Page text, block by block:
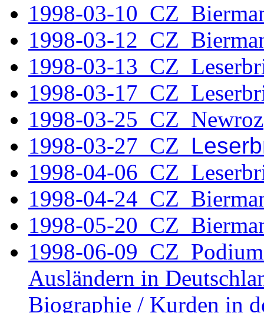
1998-03-
1998-03-
1998-03-
1998-03-
1998-03-25_CZ_Newroz
1998-03-27 CZ
1998-04-
1998-04-
1998-05-
1998-06-09 CZ
Ausländern in
Biographie / Kurden in